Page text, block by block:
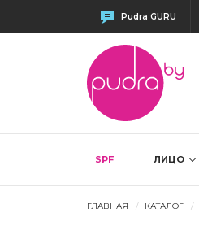
Pudra GURU
SPF ЛИЦО
ГЛАВНАЯ КАТАЛОГ